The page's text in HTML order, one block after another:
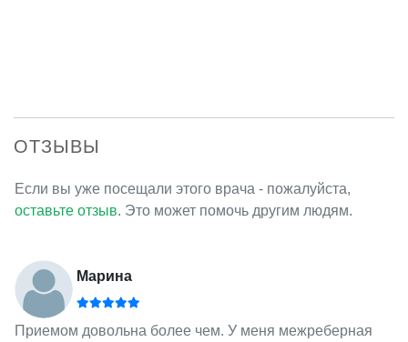
ОТЗЫВЫ
Если вы уже посещали этого врача - пожалуйста,
оставьте отзыв. Это может помочь другим людям.
Марина
Приемом довольна более чем. У меня межреберная